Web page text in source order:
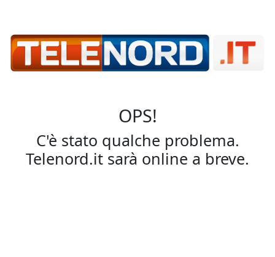
OPS!
C'è stato qualche problema.
Telenord.it sarà online a breve.